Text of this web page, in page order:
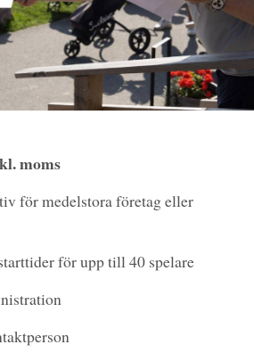
moms
för medelstora företag eller
för upp till 40 spelare